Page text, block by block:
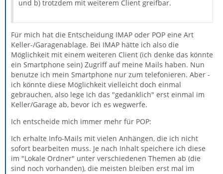
und b) trotzdem mit weiterem Client greifbar.
Für mich hat die Entscheidung IMAP oder POP eine Art
Keller-/Garagenablage. Bei IMAP hätte ich also die
Möglichkeit mit einem weiteren Client (ich denke das könnte
ein Smartphone sein) Zugriff auf meine Mails haben. Nun
benutze ich mein Smartphone nur zum telefonieren. Aber -
ich könnte diese Möglichkeit vielleicht doch einmal
gebrauchen, also lege ich das "gedanklich" erst einmal im
Keller/Garage ab, bevor ich es wegwerfe.
Ich entscheide mich immer mehr für POP:
Ich erhalte Info-Mails mit vielen Anhängen, die ich nicht
sofort bearbeiten muss. Je nach Inhalt speichere ich diese
im "Lokale Ordner" unter verschiedenen Themen ab (die
sind noch vorhanden), die meisten bleiben erst mal im